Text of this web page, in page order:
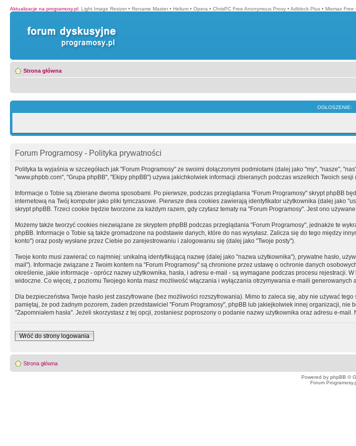
Aktualizacje na programosy.pl: Light Image Resizer • Rename Master • Helium • Opera • ChrisPC Free Anonymous Proxy • Adblock Plus • Mixmax Free
Strona główna
OGŁOSZENIE:
Forum Programosy - Polityka prywatności
Polityka ta wyjaśnia w szczegółach jak "Forum Programosy" ze swoimi dołączonymi podmiotami (dalej jako "my", "nasze",
"www.phpbb.com", "Grupa phpBB", "Ekipy phpBB") używa jakichkolwiek informacji zbieranych podczas wszelkich Twoich
Informacje o Tobie są zbierane dwoma sposobami. Po pierwsze, podczas przeglądania "Forum Programosy" skrypt phpBB
internetową na Twój komputer jako pliki tymczasowe. Pierwsze dwa cookies zawierają identyfikator użytkownika (dalej jako
skrypt phpBB. Trzeci cookie będzie tworzone za każdym razem, gdy czytasz tematy na "Forum Programosy". Jest ono
Możemy także tworzyć cookies niezwiązane ze skryptem phpBB podczas przeglądania "Forum Programosy", jednakże te
phpBB. Informacje o Tobie są także gromadzone na podstawie danych, które do nas wysyłasz. Zalicza się do tego między
konto") oraz posty wysłane przez Ciebie po zarejestrowaniu i zalogowaniu się (dalej jako "Twoje posty").
Twoje konto musi zawierać co najmniej: unikalną identyfikującą nazwę (dalej jako "nazwa użytkownika"), prywatne hasło,
mail"). Informacje związane z Twoim kontem na "Forum Programosy" są chronione przez ustawę o ochronie danych
określenie, jakie informacje - oprócz nazwy użytkownika, hasła, i adresu e-mail - są wymagane podczas procesu rejestracji.
widoczne. Co więcej, z poziomu Twojego konta masz możliwość włączania i wyłączania otrzymywania e-maili generowanych
Dla bezpieczeństwa Twoje hasło jest zaszyfrowane (bez możliwości rozszyfrowania). Mimo to zaleca się, aby nie używać
pamiętaj, że pod żadnym pozorem, żaden przedstawiciel "Forum Programosy", phpBB lub jakiejkolwiek innej organizacji,
"Zapomniałem hasła". Jeżeli skorzystasz z tej opcji, zostaniesz poproszony o podanie nazwy użytkownika oraz adresu e-
Wróć do strony logowania
Strona główna
Powered by phpBB ©
Forum